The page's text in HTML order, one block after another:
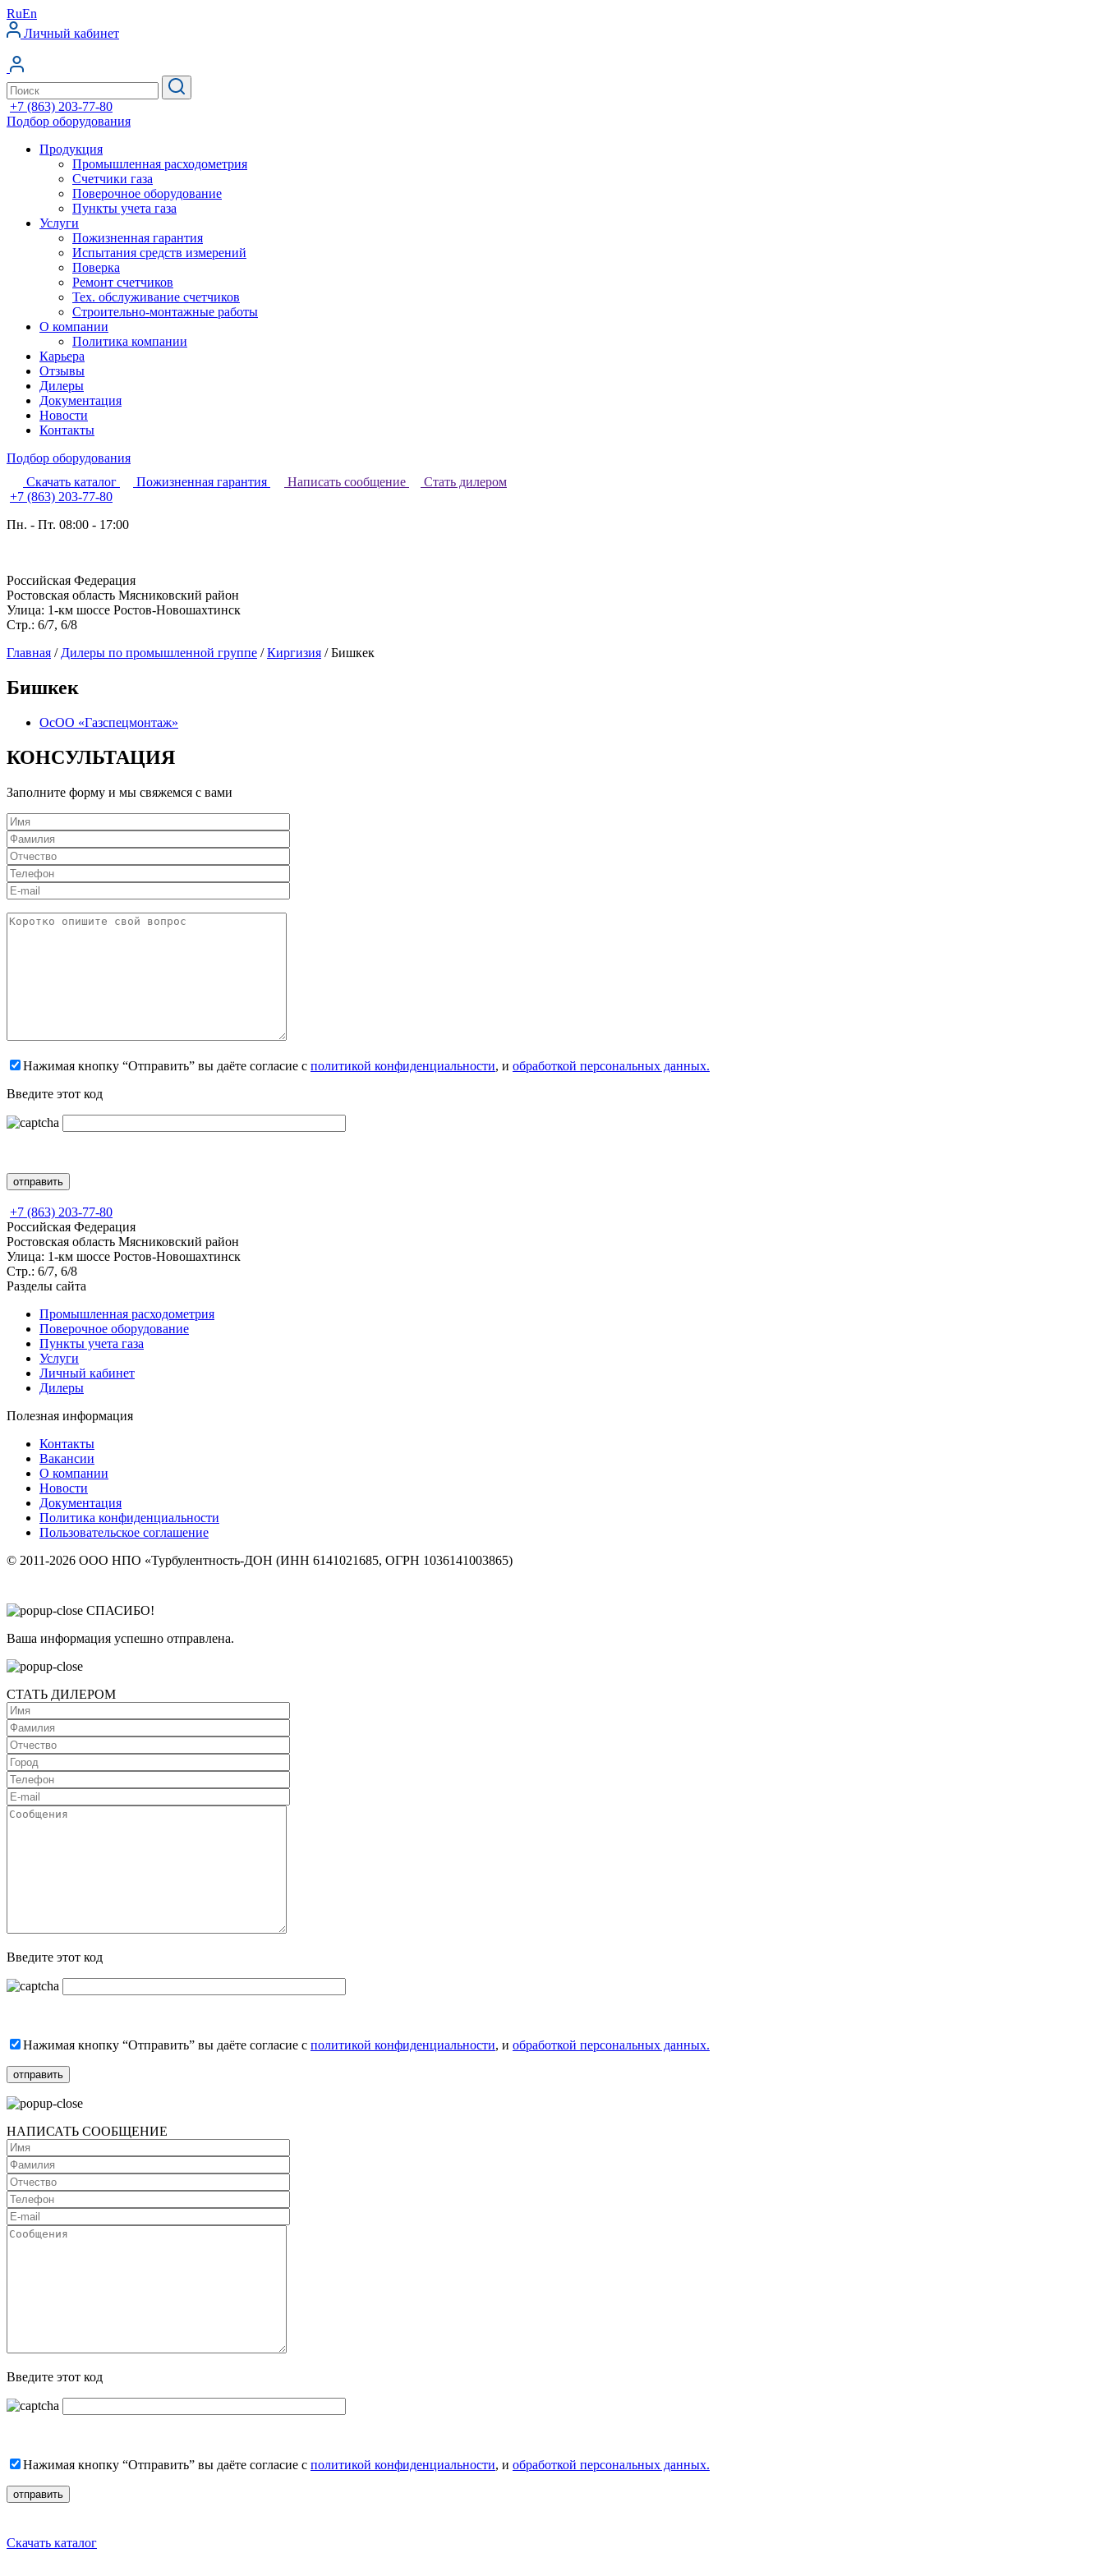
RuEn
Личный кабинет
+7 (863) 203-77-80
Подбор оборудования
Продукция
Промышленная расходометрия
Счетчики газа
Поверочное оборудование
Пункты учета газа
Услуги
Пожизненная гарантия
Испытания средств измерений
Поверка
Ремонт счетчиков
Тех. обслуживание счетчиков
Строительно-монтажные работы
О компании
Политика компании
Карьера
Отзывы
Дилеры
Документация
Новости
Контакты
Подбор оборудования
Скачать каталог
Пожизненная гарантия Написать сообщение
Стать дилером
+7 (863) 203-77-80
Пн. - Пт. 08:00 - 17:00
Российская Федерация
Ростовская область Мясниковский район
Улица: 1-км шоссе Ростов-Новошахтинск
Стр.: 6/7, 6/8
Главная / Дилеры по промышленной группе /Киргизия /Бишкек
Бишкек
ОсОО «Газспецмонтаж»
КОНСУЛЬТАЦИЯ
Заполните форму и мы свяжемся с вами
Нажимая кнопку “Отправить” вы даёте согласие с политикой конфиденциальности, и обработкой персональных данных.
Введите этот код
+7 (863) 203-77-80
Российская Федерация
Ростовская область Мясниковский район
Улица: 1-км шоссе Ростов-Новошахтинск
Стр.: 6/7, 6/8
Разделы сайта
Промышленная расходометрия
Поверочное оборудование
Пункты учета газа
Услуги
Личный кабинет
Дилеры
Полезная информация
Контакты
Вакансии
О компании
Новости
Документация
Политика конфиденциальности
Пользовательское соглашение
© 2011-2026 ООО НПО «Турбулентность-ДОН (ИНН 6141021685, ОГРН 1036141003865)
СПАСИБО!
Ваша информация успешно отправлена.
СТАТЬ ДИЛЕРОМ
Введите этот код
Нажимая кнопку “Отправить” вы даёте согласие с политикой конфиденциальности, и обработкой персональных данных.
НАПИСАТЬ СООБЩЕНИЕ
Введите этот код
Нажимая кнопку “Отправить” вы даёте согласие с политикой конфиденциальности, и обработкой персональных данных.
Скачать каталог